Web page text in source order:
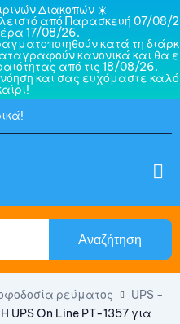
Διακοπών ☀️
από Παρασκευή 07/08/2
17/08/26.
κατά τη διάρκ
κανονικά και θα ε
από τις 18/08/26.
και σας ευχόμαστε καλό
Αναζήτηση
ρεύματος
UPS -
UPS On Line PT-1357 για